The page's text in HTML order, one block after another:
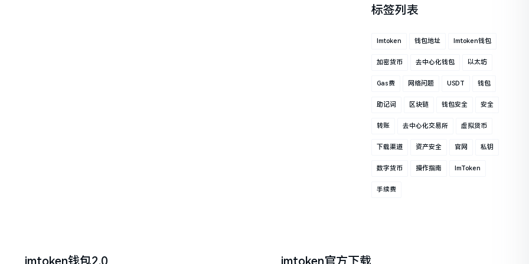
标签列表
Imtoken 钱包地址 Imtoken钱包
加密货币 去中心化钱包 以太坊
Gas费 网络问题 USDT 钱包
助记词 区块链 钱包安全 安全
转账 去中心化交易所 虚拟货币
下载渠道 资产安全 官网 私钥
数字货币 操作指南 ImToken
手续费